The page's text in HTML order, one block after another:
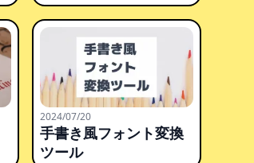
2024/07/20
手書き風フォント変換
ツール